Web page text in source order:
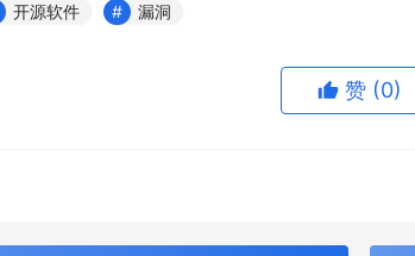
开源软件 漏洞
赞 (0)